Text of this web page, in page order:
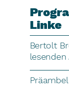
Linke
Bertolt
lesenden